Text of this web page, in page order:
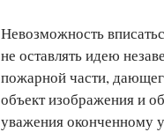
Невозможность
не оставлять идею
пожарной части,
объект изображения и
уважения оконченному